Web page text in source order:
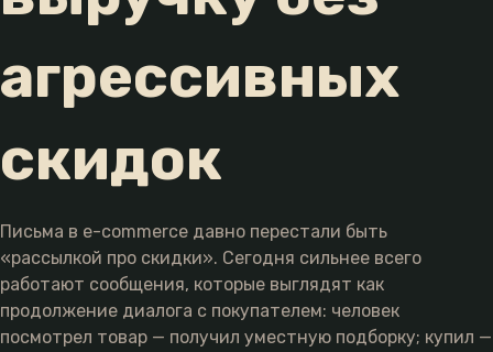
агрессивных
скидок
Письма в e-commerce давно перестали быть
«рассылкой про скидки». Сегодня сильнее всего
работают сообщения, которые выглядят как
продолжение диалога с покупателем: человек
посмотрел товар — получил уместную подборку; купил —